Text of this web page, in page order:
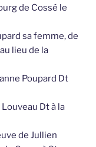
de Cossé le
sa femme, de
lieu de la
Poupard Dt
Dt à la
de Jullien